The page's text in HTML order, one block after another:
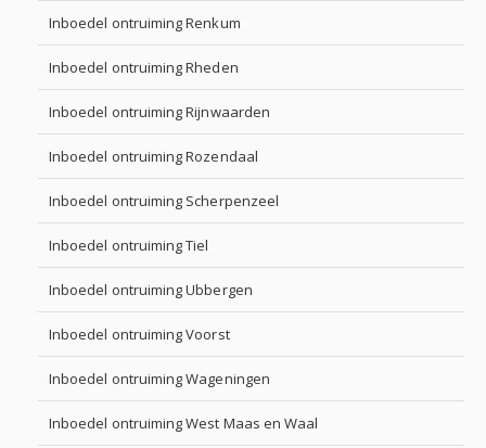
Inboedel ontruiming Renkum
Inboedel ontruiming Rheden
Inboedel ontruiming Rijnwaarden
Inboedel ontruiming Rozendaal
Inboedel ontruiming Scherpenzeel
Inboedel ontruiming Tiel
Inboedel ontruiming Ubbergen
Inboedel ontruiming Voorst
Inboedel ontruiming Wageningen
Inboedel ontruiming West Maas en Waal